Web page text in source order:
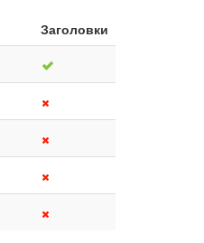
Заголовки